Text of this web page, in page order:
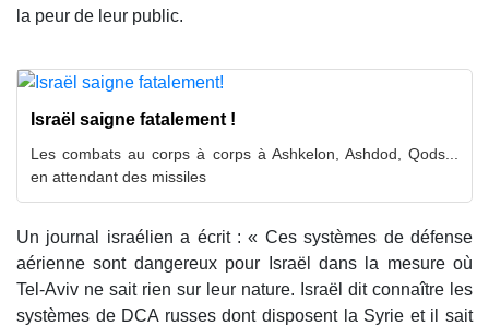
la peur de leur public.
Israël saigne fatalement !
Les combats au corps à corps à Ashkelon, Ashdod, Qods...
en attendant des missiles
Un journal israélien a écrit : « Ces systèmes de défense
aérienne sont dangereux pour Israël dans la mesure où
Tel-Aviv ne sait rien sur leur nature. Israël dit connaître les
systèmes de DCA russes dont disposent la Syrie et il sait